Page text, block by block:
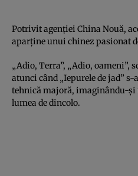
Potrivit agenţiei China Nouă,
aparţine unui chinez pasionat
„Adio, Terra”, „Adio, oameni”,
atunci când „Iepurele de jad”
tehnică majoră, imaginându-
lumea de dincolo.